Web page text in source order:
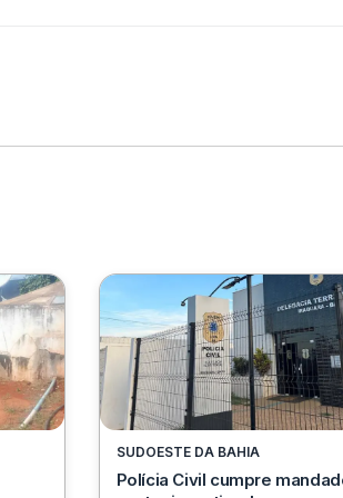
SUDOESTE DA BAHIA
Polícia Civil cumpre